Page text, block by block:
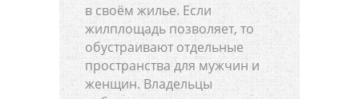
в своём жилье. Если
жилплощадь позволяет, то
обустраивают отдельные
пространства для мужчин и
женщин. Владельцы